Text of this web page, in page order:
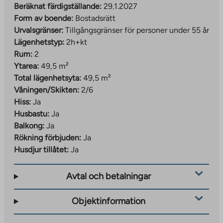
av det gamla historiska Åbo och nytt stadsliv.
Områdets läge är utmärkt, då järnvägsstationen,
butiker och alla tjänster i stadens centrum finns i
närheten. Ruissalo ö ligger bara cirka tre kilometer bort,
vilket också lätt kan nås med cykel. För den
kulturintresserade finns historiska sevärdheter som
Åbo slott. Smidig kollektivtrafik och korta avstånd till
tjänster gör vardagen bekymmersfri.
Beräknat färdigställande: 29.1.2027
Form av boende: Bostadsrätt
Urvalsgränser: Tillgångsgränser för personer under 55 år
Lägenhetstyp: 2h+kt
Rum: 2
Ytarea: 49,5 m²
Total lägenhetsyta: 49,5 m²
Våningen/Skikten: 2/6
Hiss: Ja
Husbastu: Ja
Balkong: Ja
Rökning förbjuden: Ja
Husdjur tillåtet: Ja
Avtal och betalningar
Objektinformation